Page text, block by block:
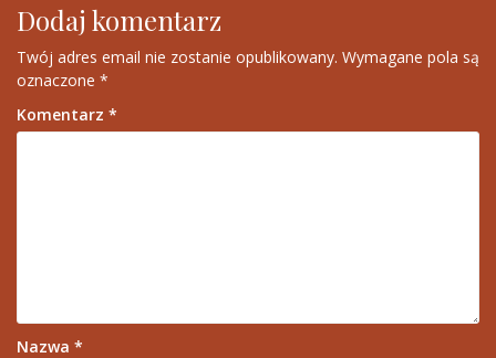
Dodaj komentarz
Twój adres email nie zostanie opublikowany. Wymagane pola są
oznaczone *
Komentarz *
Nazwa *